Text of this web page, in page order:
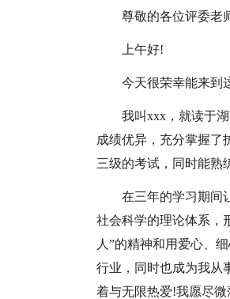
尊敬的各位评委老
上午好!
今天很荣幸能来到
我叫xxx，就读于
成绩优异，充分掌握了
三级的考试，同时能熟
在三年的学习期间
社会科学的理论体系，
人”的精神和用爱心、
行业，同时也成为我从
着与无限热爱!我愿尽